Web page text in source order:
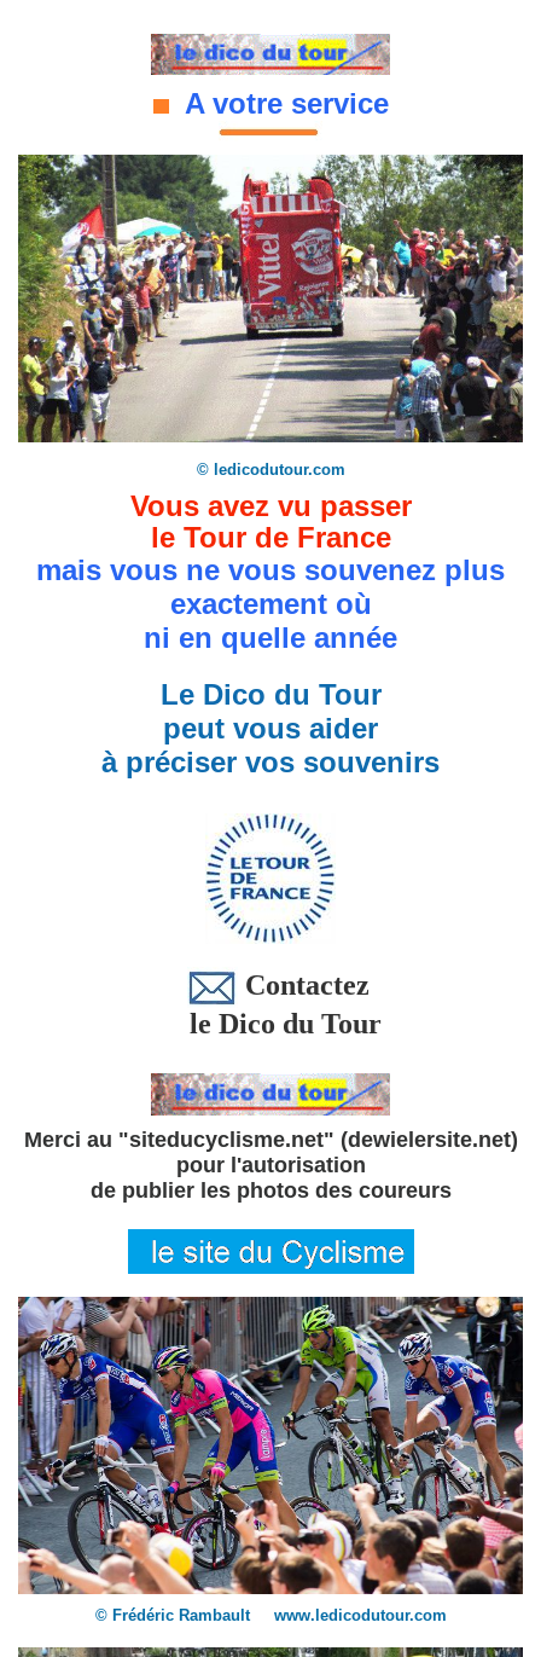
A votre service
© ledicodutour.com
Vous avez vu passer
le Tour de France
mais vous ne vous souvenez plus
exactement où
ni en quelle année
Le Dico du Tour
peut vous aider
à préciser vos souvenirs
Contactez
le Dico du Tour
Merci au "siteducyclisme.net" (dewielersite.net)
pour l'autorisation
de publier les photos des coureurs
© Frédéric Rambault www.ledicodutour.com